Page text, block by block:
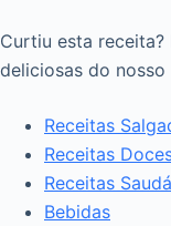
Curtiu esta
deliciosas do nosso
Receitas
Receitas
Receitas
Bebidas